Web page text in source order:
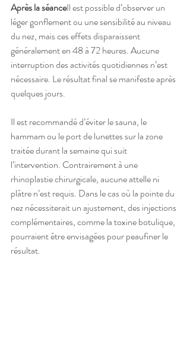
Après la séanceIl est possible d’observer un
léger gonflement ou une sensibilité au niveau
du nez, mais ces effets disparaissent
généralement en 48 à 72 heures. Aucune
interruption des activités quotidiennes n’est
nécessaire. Le résultat final se manifeste après
quelques jours.
Il est recommandé d’éviter le sauna, le
hammam ou le port de lunettes sur la zone
traitée durant la semaine qui suit
l’intervention. Contrairement à une
rhinoplastie chirurgicale, aucune attelle ni
plâtre n’est requis. Dans le cas où la pointe du
nez nécessiterait un ajustement, des injections
complémentaires, comme la toxine botulique,
pourraient être envisagées pour peaufiner le
résultat.